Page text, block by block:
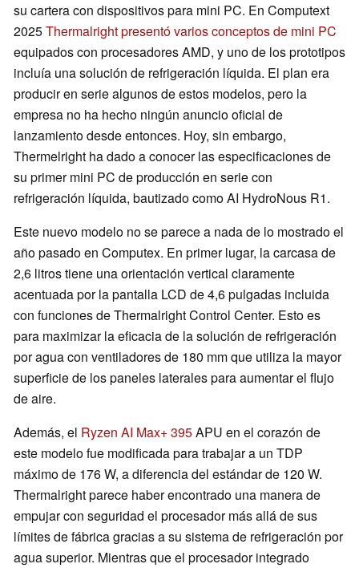
su cartera con dispositivos para mini PC. En Computext
2025Thermalright presentó varios conceptos de mini PC
equipados con procesadores AMD, y uno de los prototipos
incluía una solución de refrigeración líquida. El plan era
producir en serie algunos de estos modelos, pero la
empresa no ha hecho ningún anuncio oficial de
lanzamiento desde entonces. Hoy, sin embargo,
Thermelright ha dado a conocer las especificaciones de
su primer mini PC de producción en serie con
refrigeración líquida, bautizado como AI HydroNous R1.
Este nuevo modelo no se parece a nada de lo mostrado el
año pasado en Computex. En primer lugar, la carcasa de
2,6 litros tiene una orientación vertical claramente
acentuada por la pantalla LCD de 4,6 pulgadas incluida
con funciones de Thermalright Control Center. Esto es
para maximizar la eficacia de la solución de refrigeración
por agua con ventiladores de 180 mm que utiliza la mayor
superficie de los paneles laterales para aumentar el flujo
de aire.
Además, el Ryzen AI Max+ 395APU en el corazón de
este modelo fue modificada para trabajar a un TDP
máximo de 176 W, a diferencia del estándar de 120 W.
Thermalright parece haber encontrado una manera de
empujar con seguridad el procesador más allá de sus
límites de fábrica gracias a su sistema de refrigeración por
agua superior. Mientras que el procesador integrado